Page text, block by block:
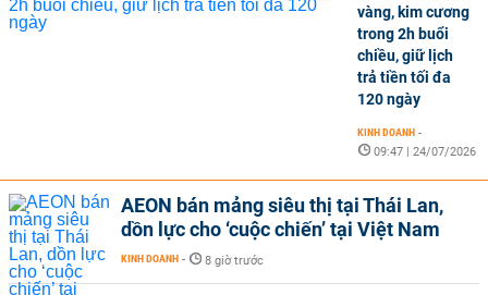
vàng, kim cương
trong 2h buổi
chiều, giữ lịch
trả tiền tối đa
120 ngày
KINH DOANH -
09:47 | 24/07/2026
AEON bán mảng siêu thị tại Thái Lan,
dồn lực cho ‘cuộc chiến’ tại Việt Nam
KINH DOANH - 8 giờ trước